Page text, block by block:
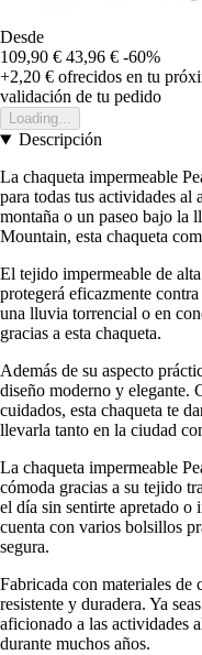
Desde
109,90 € 43,96 € -60%
+2,20 € ofrecidos en tu
validación de tu pedido
Loading...
Descripción
La chaqueta impermeable
para todas tus actividades al
montaña o un paseo bajo la
Mountain, esta chaqueta
El tejido impermeable de
protegerá eficazmente
una lluvia torrencial o en
gracias a esta chaqueta.
Además de su aspecto
diseño moderno y elegante.
cuidados, esta chaqueta te
llevarla tanto en la ciudad
La chaqueta impermeable
cómoda gracias a su tejido
el día sin sentirte apretado o
cuenta con varios bolsillos
segura.
Fabricada con materiales de
resistente y duradera. Ya
aficionado a las actividades
durante muchos años.